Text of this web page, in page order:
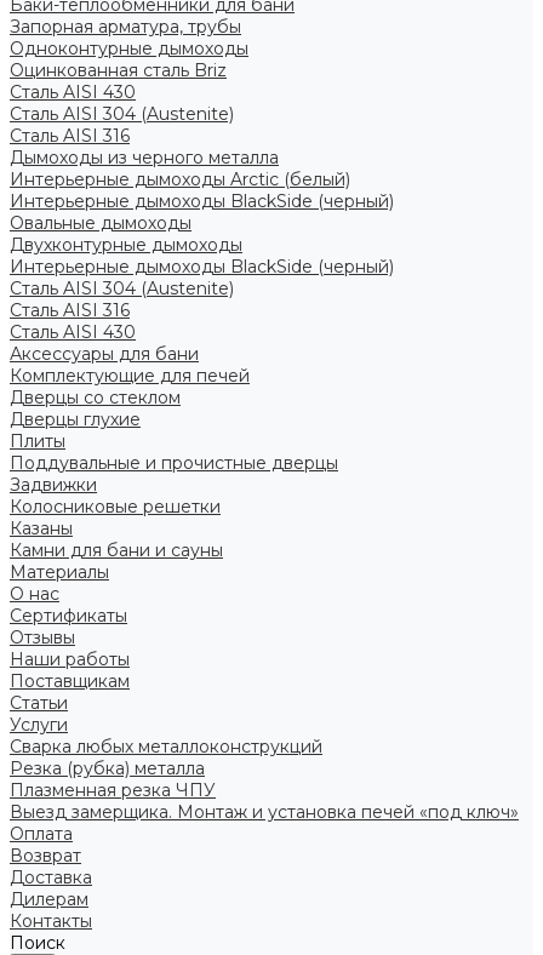
Баки-теплообменники для бани
Запорная арматура, трубы
Одноконтурные дымоходы
Оцинкованная сталь Briz
Сталь AISI 430
Сталь AISI 304 (Austenite)
Сталь AISI 316
Дымоходы из черного металла
Интерьерные дымоходы Arctic (белый)
Интерьерные дымоходы BlackSide (черный)
Овальные дымоходы
Двухконтурные дымоходы
Интерьерные дымоходы BlackSide (черный)
Сталь AISI 304 (Austenite)
Сталь AISI 316
Сталь AISI 430
Аксессуары для бани
Комплектующие для печей
Дверцы со стеклом
Дверцы глухие
Плиты
Поддувальные и прочистные дверцы
Задвижки
Колосниковые решетки
Казаны
Камни для бани и сауны
Материалы
О нас
Сертификаты
Отзывы
Наши работы
Поставщикам
Статьи
Услуги
Сварка любых металлоконструкций
Резка (рубка) металла
Плазменная резка ЧПУ
Выезд замерщика. Монтаж и установка печей «под ключ»
Оплата
Возврат
Доставка
Дилерам
Контакты
Поиск